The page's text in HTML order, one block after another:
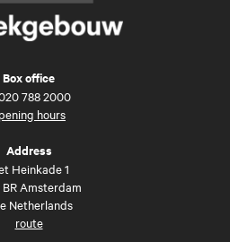
Box office
788 2000
hours
Address
Heinkade 1
BR Amsterdam
Netherlands
route